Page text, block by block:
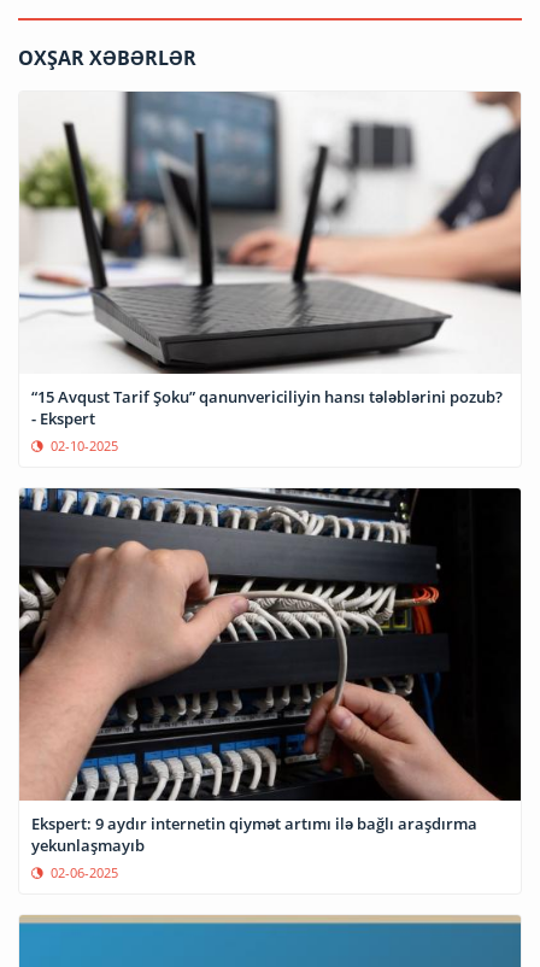
OXŞAR XƏBƏRLƏR
“15 Avqust Tarif Şoku” qanunvericiliyin hansı tələblərini pozub?
- Ekspert
02-10-2025
Ekspert: 9 aydır internetin qiymət artımı ilə bağlı araşdırma
yekunlaşmayıb
02-06-2025